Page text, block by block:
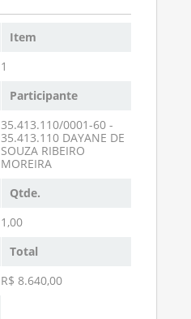
Item
1
Participante
35.413.110/0001-60 -
35.413.110 DAYANE DE
SOUZA RIBEIRO
MOREIRA
Qtde.
1,00
Total
R$ 8.640,00